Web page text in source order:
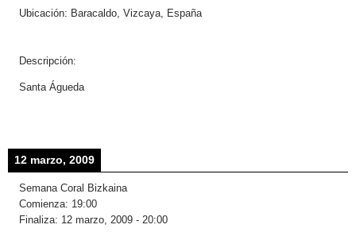
Ubicación: Baracaldo, Vizcaya, España
Descripción:
Santa Águeda
12 marzo, 2009
Semana Coral Bizkaina
Comienza: 19:00
Finaliza: 12 marzo, 2009 - 20:00